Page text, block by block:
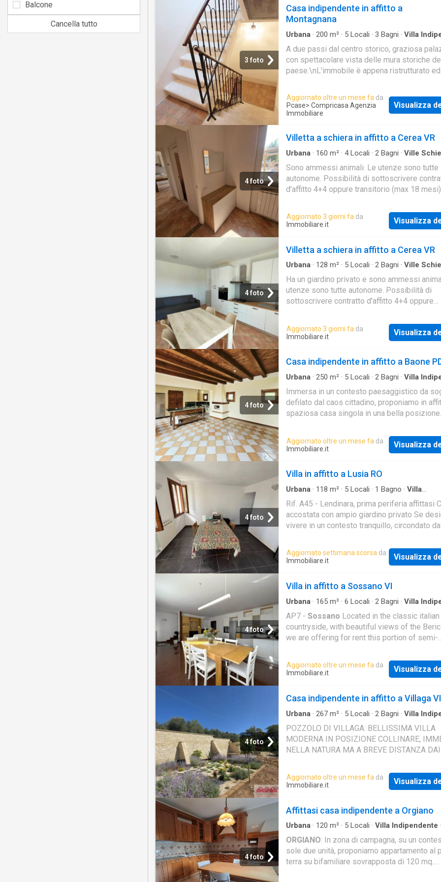
3 foto
Casa indipendente in affitto a
Montagnana
Urbana · 200 m² · 5 Locali · 3 Bagni · Villa
A due passi dal centro storico, graziosa
con spettacolare vista delle mura storiche
paese.\nL'immobile è appena ristrutturato ed
diretto sul vallo e un bagno finestrato,\nal
piano due camere da letto di cui una con
altre due camere da letto e un altro bagno
esclusivo, con cucina, salotto, lavanderia e
uso condiviso.\nDisponibile:\nCamera
con terrazzo vista mura, primo piano Euro
395,00\nCamera matrimoniale, primo piano
piano vista mura Euro 325,00\nCamera da
piazza e mezza, secondo piano Euro
\nemail\n\n\n\n - Maggiori Dettagli:
Insonorizzazione, Cucina Abitabile,
Aggiornato oltre un mese fa da
Pcase> Compricasa Agenzia
Immobiliare
Visualizza
4 foto
Villetta a schiera in affitto a Cerea VR
Urbana · 160 m² · 4Locali · 2 Bagni · Ville
Sono ammessi animali. Le utenze sono tutte
autonome. Possibilità di sottoscrivere
d'affitto 4+4 oppure transitorio (max 18 mesi).
Aggiornato 3 giorni fa da
Immobiliare.it
Visualizza
4 foto
Villetta a schiera in affitto a Cerea VR
Urbana · 128 m² · 5 Locali · 2 Bagni · Ville
Ha un giardino privato e sono ammessi
utenze sono tutte autonome. Possibilità di
sottoscrivere contratto d'affitto 4+4 oppure
Aggiornato 3 giorni fa da
Immobiliare.it
Visualizza
4 foto
Casa indipendente in affitto a Baone
Urbana · 250 m² · 5 Locali · 2 Bagni · Villa
Immersa in un contesto paesaggistico da
defilato dal caos cittadino, proponiamo in
spaziosa casa singola in una bella posizione
Aggiornato oltre un mese fa da
Immobiliare.it
Visualizza
4 foto
Villa in affitto a Lusia RO
Urbana · 118 m² · 5 Locali · 1 Bagno · Villa
Indipendente
Rif. A45 - Lendinara, prima periferia affittasi
accostata con ampio giardino privato Se
vivere in un contesto tranquillo, circondato
Aggiornato settimana scorsa da
Immobiliare.it
Visualizza
4 foto
Villa in affitto a Sossano VI
Urbana · 165 m² · 6 Locali · 2 Bagni · Villa
AP7 - Sossano Located in the classic italian
countryside, with beautiful views of the
we are offering for rent this portion of semi-
Aggiornato oltre un mese fa da
Immobiliare.it
Visualizza
4 foto
Casa indipendente in affitto a Villaga VI
Urbana · 267 m² · 5 Locali · 2 Bagni · Villa
POZZOLO DI VILLAGA: BELLISSIMA VILLA
MODERNA IN POSIZIONE COLLINARE,
NELLA NATURA MA A BREVE DISTANZA DAI
GRANDE GIARDINO E VASCA
RISCALDA
Aggiornato oltre un mese fa da
Immobiliare.it
Visualizza
4 foto
Affittasi casa indipendente a Orgiano
Urbana · 120 m² · 5 Locali · Villa Indipendente ·
ORGIANO: In zona di campagna, su un
sole due unità, proponiamo appartamento al
terra su bifamiliare sovrapposta di 120 mq.
Balcone
Cancella tutto